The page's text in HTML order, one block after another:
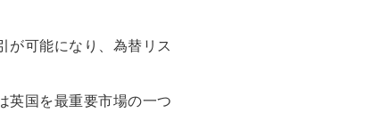
が可能になり、為替リス
英国を最重要市場の一つ